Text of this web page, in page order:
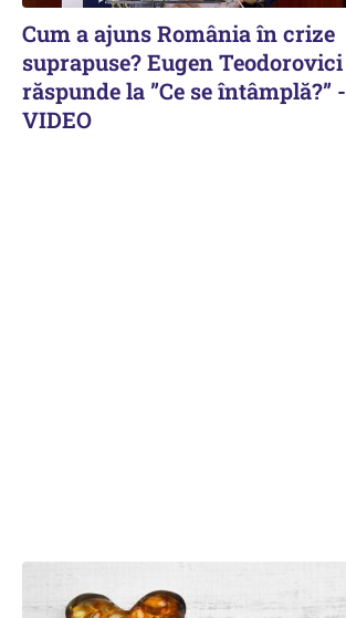
Cum a ajuns România în crize
suprapuse? Eugen Teodorovici
răspunde la ”Ce se întâmplă?” -
VIDEO